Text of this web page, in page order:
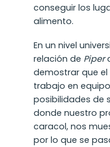
conseguir los
alimento.
En un nivel
relación de Piper
demostrar que el
trabajo en
posibilidades de
donde nuestro
caracol, nos
por lo que se